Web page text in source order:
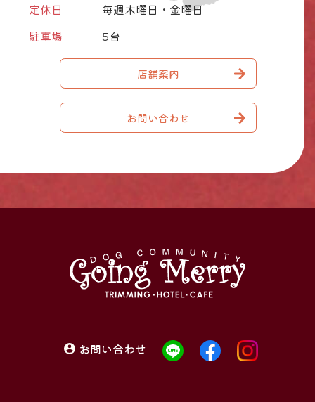
定休日
毎週木曜日・金曜日
駐車場
5台
店舗案内
お問い合わせ
お問い合わせ